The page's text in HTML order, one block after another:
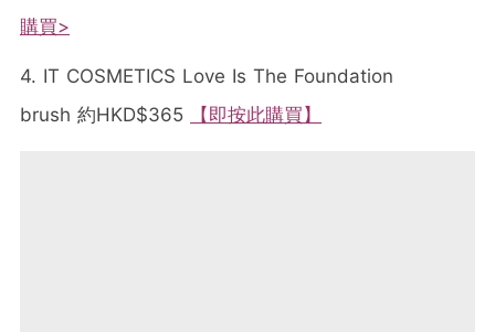
購買>
4. IT COSMETICS Love Is The Foundation
brush 約HKD$365
【即按此購買】